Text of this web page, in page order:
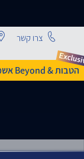
צרו קשר
הטבות & Beyond אשמורת